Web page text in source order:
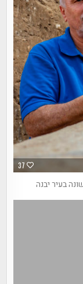
37
בעיר יבנה